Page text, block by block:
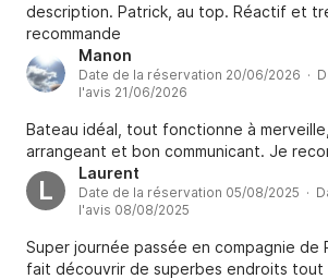
description. Patrick, au top. Réactif et
recommande
Manon
Date de la réservation 20/06/2026 ·
l'avis 21/06/2026
Bateau idéal, tout fonctionne à
arrangeant et bon communicant. Je
L
Laurent
Date de la réservation 05/08/2025 ·
l'avis 08/08/2025
Super journée passée en compagnie de
fait découvrir de superbes endroits tout